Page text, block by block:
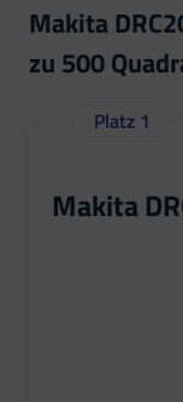
Makita
zu 500
Makita
Platz 1